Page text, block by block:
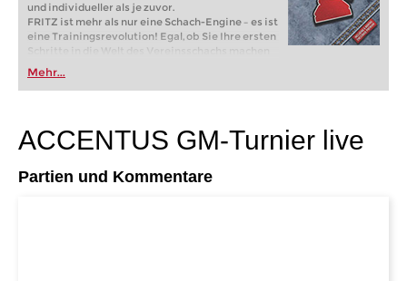
und individueller als je zuvor.
FRITZ ist mehr als nur eine Schach-Engine – es ist
eine Trainingsrevolution! Egal, ob Sie Ihre ersten
Schritte in die Welt des Vereinsschachs machen
oder bereits auf Turnierniveau spielen: Mit
FRITZ trainieren Sie effizienter, intelligenter und
individueller als je zuvor.
Mehr...
ACCENTUS GM-Turnier live
Partien und Kommentare